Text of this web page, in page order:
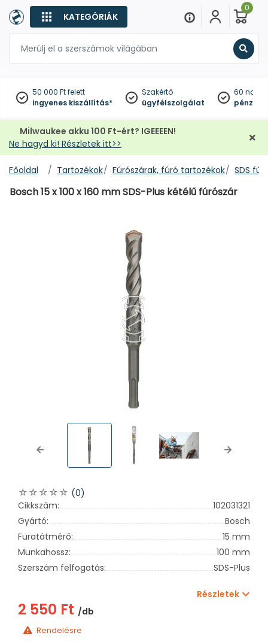
KATEGÓRIÁK
0
50 000 Ft felett
ingyenes kiszállítás*
Szakértő
ügyfélszolgálat
60
Milwaukee akku 100 Ft-ért? IGEEEEN!
Ne hagyd ki! Részletek itt>>
Főoldal Tartozékok Fúrószárak, fúró tartozékok SDS
Bosch 15 x 100 x 160 mm SDS-Plus kétélű fúrószár
Previous Next
(0)
Cikkszám:
102031321
Gyártó:
Bosch
Furatátmérő:
15 mm
Munkahossz:
100 mm
Szerszám felfogatás:
SDS-Plus
Részletek
2 550 Ft /db
Rendelésre